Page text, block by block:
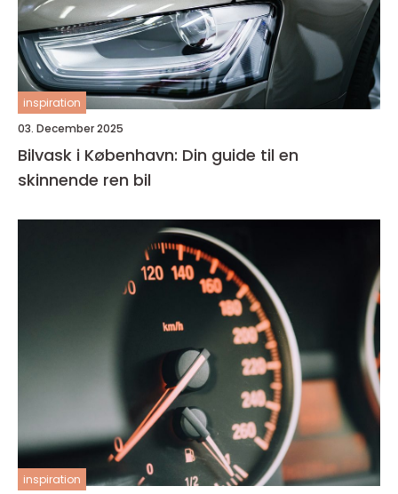
inspiration
03. December 2025
Bilvask i København: Din guide til en
skinnende ren bil
inspiration